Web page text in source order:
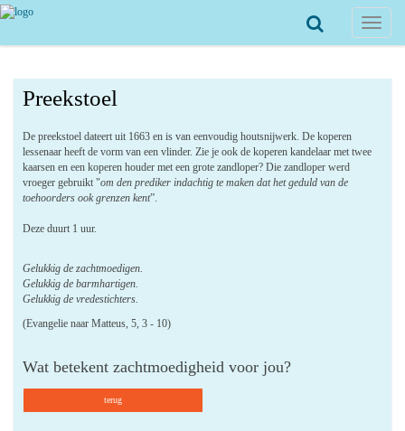
Toggle
Preekstoel
De preekstoel dateert uit 1663 en is van eenvoudig houtsnijwerk. De koperen
lessenaar heeft de vorm van een vlinder. Zie je ook de koperen kandelaar met twee
kaarsen en een koperen houder met een grote zandloper? Die zandloper werd
vroeger gebruikt "om den prediker indachtig te maken dat het geduld van de
toehoorders ook grenzen kent”.
Deze duurt 1 uur.
Gelukkig de zachtmoedigen.
Gelukkig de barmhartigen.
Gelukkig de vredestichters.
(Evangelie naar Matteus, 5, 3 - 10)
Wat betekent zachtmoedigheid voor jou?
terug